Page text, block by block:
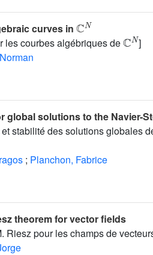
curves in
N
courbes algébriques de
N
]
global solutions to the Navier-
stabilité des solutions globales
; Planchon, Fabrice
theorem for vector fields
Riesz pour les champs de